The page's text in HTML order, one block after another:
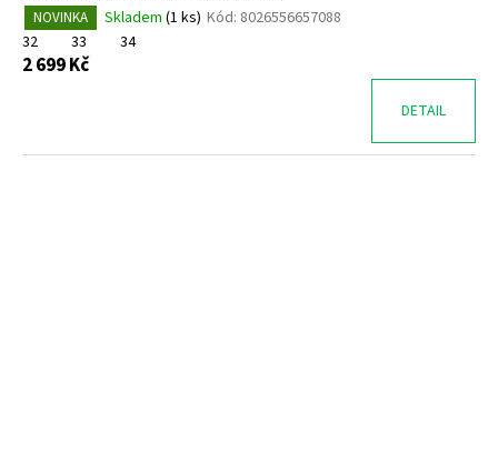
NOVINKA Skladem (1 ks) Kód: 8026556657088
32
33 34
2 699 Kč
DETAIL